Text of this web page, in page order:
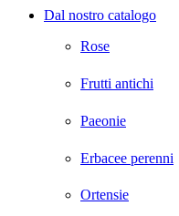
Dal nostro catalogo
Rose
Frutti antichi
Paeonie
Erbacee perenni
Ortensie